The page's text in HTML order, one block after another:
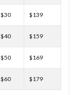
$30 $139
$40 $159
$50 $169
$60 $179